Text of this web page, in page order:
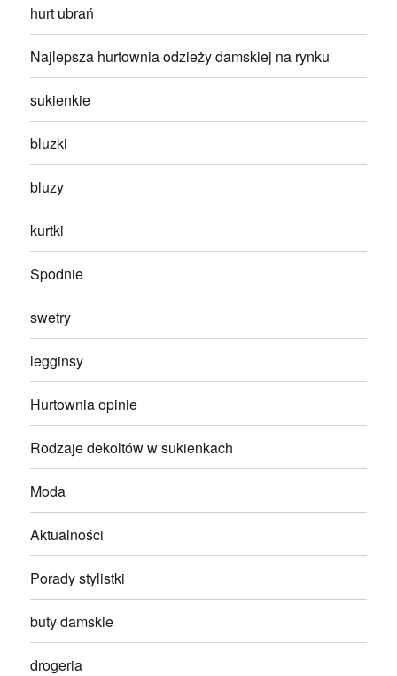
hurt ubrań
Najlepsza hurtownia odzieży damskiej na rynku
sukienkie
bluzki
bluzy
kurtki
Spodnie
swetry
legginsy
Hurtownia opinie
Rodzaje dekoltów w sukienkach
Moda
Aktualności
Porady stylistki
buty damskie
drogeria